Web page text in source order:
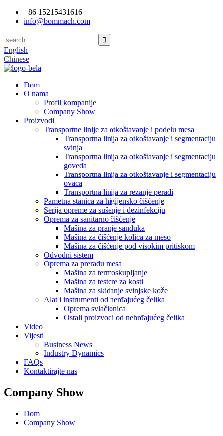
+86 15215431616
info@bommach.com
English
Chinese
Dom
O nama
Profil kompanije
Company Show
Proizvodi
Transportne linije za otkoštavanje i podelu mesa
Transportna linija za otkoštavanje i segmentaciju
svinja
Transportna linija za otkoštavanje i segmentaciju
goveda
Transportna linija za otkoštavanje i segmentaciju
ovaca
Transportna linija za rezanje peradi
Pametna stanica za higijensko čišćenje
Serija opreme za sušenje i dezinfekciju
Oprema za sanitarno čišćenje
Mašina za pranje sanduka
Mašina za čišćenje kolica za meso
Mašina za čišćenje pod visokim pritiskom
Odvodni sistem
Oprema za preradu mesa
Mašina za termoskupljanje
Mašina za testere za kosti
Mašina za skidanje svinjske kože
Alat i instrumenti od nerđajućeg čelika
Oprema svlačionica
Ostali proizvodi od nehrđajućeg čelika
Video
Vijesti
Business News
Industry Dynamics
FAQs
Kontaktirajte nas
Company Show
Dom
Company Show